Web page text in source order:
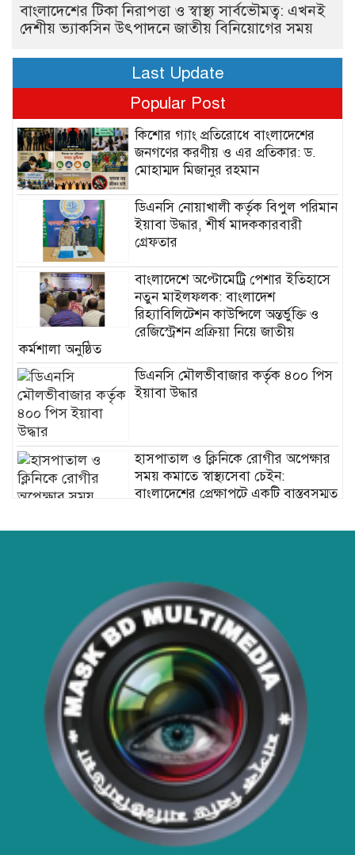
বাংলাদেশের টিকা নিরাপত্তা ও স্বাস্থ্য সার্বভৌমত্ব: এখনই
দেশীয় ভ্যাকসিন উৎপাদনে জাতীয় বিনিয়োগের সময়
Last Update
Popular Post
কিশোর গ্যাং প্রতিরোধে বাংলাদেশের
জনগণের করণীয় ও এর প্রতিকার: ড.
মোহাম্মদ মিজানুর রহমান
ডিএনসি নোয়াখালী কর্তৃক বিপুল পরিমান
ইয়াবা উদ্ধার, শীর্ষ মাদককারবারী
গ্রেফতার
বাংলাদেশে অপ্টোমেট্রি পেশার ইতিহাসে
নতুন মাইলফলক: বাংলাদেশ
রিহ্যাবিলিটেশন কাউন্সিলে অন্তর্ভুক্তি ও
রেজিস্ট্রেশন প্রক্রিয়া নিয়ে জাতীয়
কর্মশালা অনুষ্ঠিত
ডিএনসি মৌলভীবাজার কর্তৃক ৪০০ পিস
ইয়াবা উদ্ধার
হাসপাতাল ও ক্লিনিকে রোগীর অপেক্ষার
সময় কমাতে স্বাস্থ্যসেবা চেইন:
বাংলাদেশের প্রেক্ষাপটে একটি বাস্তবসম্মত
বাংলাদেশের টিকা নিরাপত্তা ও স্বাস্থ্য
সার্বভৌমত্ব: এখনই দেশীয় ভ্যাকসিন
উৎপাদনে জাতীয় বিনিয়োগের সময়
আবারো ডিএনসি নোয়াখালী কর্তৃক
বিপুল পরিমান ইয়াবা ও গাঁজা উদ্ধার
ডিএনসি নোয়াখালী কর্তৃক বিপুল পরিমান
ইয়াবা উদ্ধার